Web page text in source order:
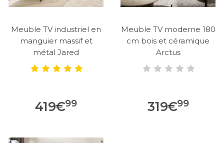
Meuble TV industriel en
manguier massif et
métal Jared
419€99
Meuble TV moderne 180
cm bois et céramique
Arctus
319€99